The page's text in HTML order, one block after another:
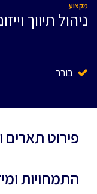
מקצוע
ניהול תיווך
בורר
פירוט
התמחויות